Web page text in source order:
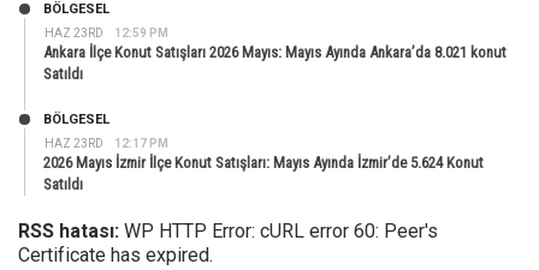
HAZ 23RD 12:59 PM
BÖLGESEL
Ankara İlçe Konut Satışları 2026 Mayıs: Mayıs Ayında Ankara’da 8.021 konut
Satıldı
HAZ 23RD 12:17 PM
BÖLGESEL
2026 Mayıs İzmir İlçe Konut Satışları: Mayıs Ayında İzmir’de 5.624 Konut
Satıldı
RSS hatası: WP HTTP Error: cURL error 60: Peer's
Certificate has expired.